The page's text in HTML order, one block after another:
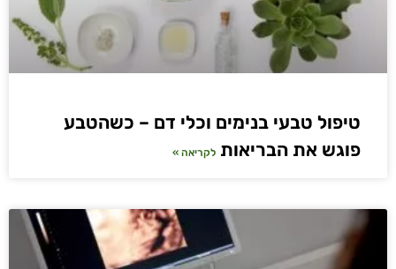
טיפול טבעי בנימים וכלי דם – כשהטבע
פוגש את הבריאות לקריאה »